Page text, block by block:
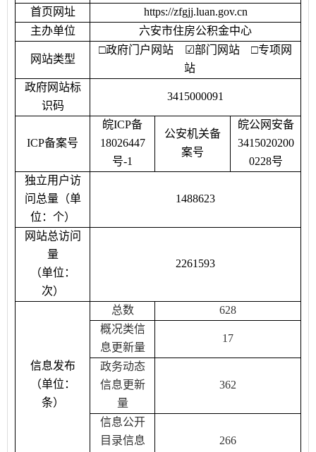
首页网址
https://zfgjj.luan.gov.cn
主办单位
六安市住房公积金中心
网站类型
□政府门户网站 ☑部门网站 □专项网
站
政府网站标
识码
3415000091
ICP备案号
皖ICP备
18026447
号-1
公安机关备
案号
皖公网安备
3415020200
0228号
独立用户访
问总量（单
位：个）
1488623
网站总访问
量
（单位：
次）
2261593
信息发布
（单位：
条）
总数
628
概况类信
息更新量
17
政务动态
信息更新
量
362
信息公开
目录信息
266